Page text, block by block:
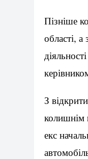
Пізніше
області,
З
колишнім
екс